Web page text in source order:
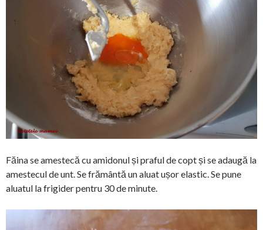
Făina se amestecă cu amidonul și praful de copt și se adaugă la
amestecul de unt. Se frământă un aluat ușor elastic. Se pune
aluatul la frigider pentru 30 de minute.